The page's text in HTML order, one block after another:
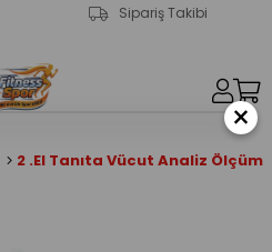
Sipariş Takibi
×